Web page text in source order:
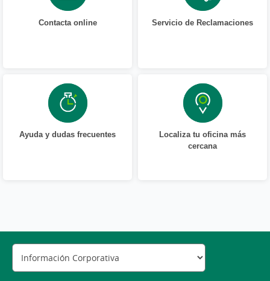
Contacta online Servicio de Reclamaciones
Ayuda y dudas frecuentes
Localiza tu oficina más
cercana